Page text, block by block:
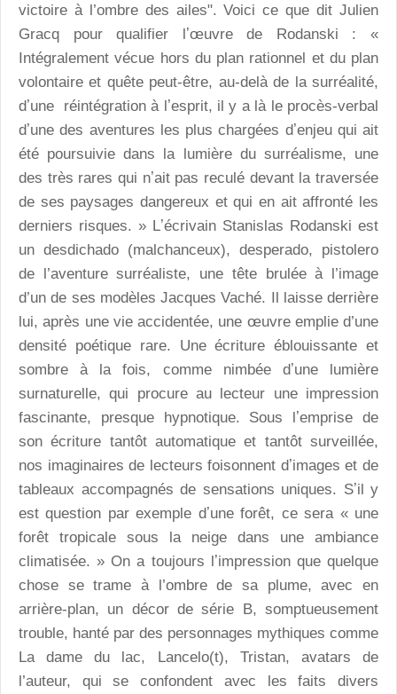
victoire à l’ombre des ailes". Voici ce que dit Julien
Gracq pour qualifier lʼœuvre de Rodanski : «
Intégralement vécue hors du plan rationnel et du plan
volontaire et quête peut-être, au-delà de la surréalité,
dʼune réintégration à lʼesprit, il y a là le procès-verbal
dʼune des aventures les plus chargées dʼenjeu qui ait
été poursuivie dans la lumière du surréalisme, une
des très rares qui nʼait pas reculé devant la traversée
de ses paysages dangereux et qui en ait affronté les
derniers risques. » Lʼécrivain Stanislas Rodanski est
un desdichado (malchanceux), desperado, pistolero
de l’aventure surréaliste, une tête brulée à l’image
d’un de ses modèles Jacques Vaché. Il laisse derrière
lui, après une vie accidentée, une œuvre emplie d’une
densité poétique rare. Une écriture éblouissante et
sombre à la fois, comme nimbée dʼune lumière
surnaturelle, qui procure au lecteur une impression
fascinante, presque hypnotique. Sous lʼemprise de
son écriture tantôt automatique et tantôt surveillée,
nos imaginaires de lecteurs foisonnent dʼimages et de
tableaux accompagnés de sensations uniques. Sʼil y
est question par exemple dʼune forêt, ce sera « une
forêt tropicale sous la neige dans une ambiance
climatisée. » On a toujours lʼimpression que quelque
chose se trame à l’ombre de sa plume, avec en
arrière-plan, un décor de série B, somptueusement
trouble, hanté par des personnages mythiques comme
La dame du lac, Lancelo(t), Tristan, avatars de
l’auteur, qui se confondent avec les faits divers